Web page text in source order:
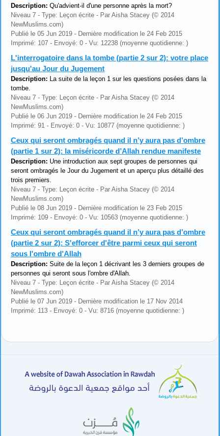
Description: Qu'advient-il d'une personne après la mort?
Niveau 7 - Type: Leçon écrite - Par Aisha Stacey (© 2014
NewMuslims.com)
Publié le 05 Jun 2019 - Dernière modification le 24 Feb 2015
Imprimé: 107 - Envoyé: 0 - Vu: 12238 (moyenne quotidienne: )
L'interrogatoire dans la tombe (partie 2 sur 2): votre place
jusqu'au Jour du Jugement
Description: La suite de la leçon 1 sur les questions posées dans la
tombe.
Niveau 7 - Type: Leçon écrite - Par Aisha Stacey (© 2014
NewMuslims.com)
Publié le 06 Jun 2019 - Dernière modification le 24 Feb 2015
Imprimé: 91 - Envoyé: 0 - Vu: 10877 (moyenne quotidienne: )
Ceux qui seront ombragés quand il n’y aura pas d’ombre
(partie 1 sur 2): la miséricorde d’Allah rendue manifeste
Description: Une introduction aux sept groupes de personnes qui
seront ombragés le Jour du Jugement et un aperçu plus détaillé des
trois premiers.
Niveau 7 - Type: Leçon écrite - Par Aisha Stacey (© 2014
NewMuslims.com)
Publié le 08 Jun 2019 - Dernière modification le 23 Feb 2015
Imprimé: 109 - Envoyé: 0 - Vu: 10563 (moyenne quotidienne: )
Ceux qui seront ombragés quand il n’y aura pas d’ombre
(partie 2 sur 2): S'efforcer d'être parmi ceux qui seront
sous l'ombre d'Allah
Description: Suite de la leçon 1 décrivant les 3 derniers groupes de
personnes qui seront sous l'ombre d'Allah.
Niveau 7 - Type: Leçon écrite - Par Aisha Stacey (© 2014
NewMuslims.com)
Publié le 07 Jun 2019 - Dernière modification le 17 Nov 2014
Imprimé: 113 - Envoyé: 0 - Vu: 8716 (moyenne quotidienne: )